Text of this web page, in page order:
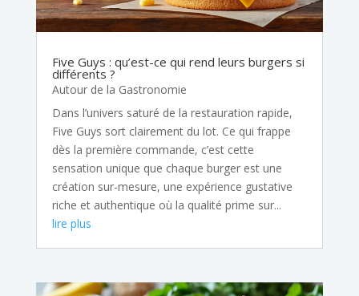
Five Guys : qu’est-ce qui rend leurs burgers si
différents ?
Autour de la Gastronomie
Dans l’univers saturé de la restauration rapide,
Five Guys sort clairement du lot. Ce qui frappe
dès la première commande, c’est cette
sensation unique que chaque burger est une
création sur-mesure, une expérience gustative
riche et authentique où la qualité prime sur...
lire plus